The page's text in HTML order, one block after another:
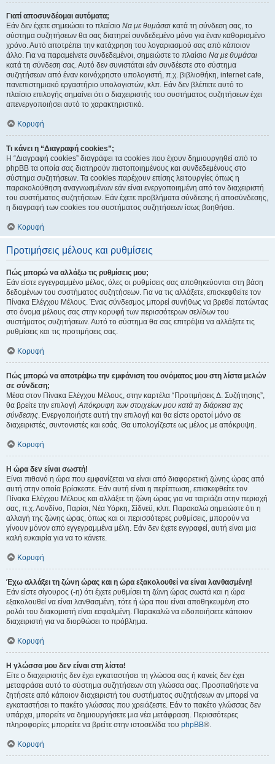
Γιατί αποσυνδέομαι αυτόματα;
Εάν δεν έχετε σημειώσει το πλαίσιο Να με θυμάσαι κατά τη σύνδεση σας, το
σύστημα συζητήσεων θα σας διατηρεί συνδεδεμένο μόνο για έναν καθορισμένο
χρόνο. Αυτό αποτρέπει την κατάχρηση του λογαριασμού σας από κάποιον
άλλο. Για να παραμείνετε συνδεδεμένοι, σημειώστε το πλαίσιο Να με θυμάσαι
κατά τη σύνδεση σας. Αυτό δεν συνιστάται εάν συνδέεστε στο σύστημα
συζητήσεων από έναν κοινόχρηστο υπολογιστή, π.χ. βιβλιοθήκη, internet cafe,
πανεπιστημιακό εργαστήριο υπολογιστών, κλπ. Εάν δεν βλέπετε αυτό το
πλαίσιο επιλογής σημαίνει ότι ο διαχειριστής του συστήματος συζητήσεων έχει
απενεργοποιήσει αυτό το χαρακτηριστικό.
Κορυφή
Τι κάνει η “Διαγραφή cookies”;
Η “Διαγραφή cookies” διαγράφει τα cookies που έχουν δημιουργηθεί από το
phpBB τα οποία σας διατηρούν πιστοποιημένους και συνδεδεμένους στο
σύστημα συζητήσεων. Τα cookies παρέχουν επίσης λειτουργίες όπως η
παρακολούθηση αναγνωσμένων εάν είναι ενεργοποιημένη από τον διαχειριστή
του συστήματος συζητήσεων. Εάν έχετε προβλήματα σύνδεσης ή αποσύνδεσης,
η διαγραφή των cookies του συστήματος συζητήσεων ίσως βοηθήσει.
Κορυφή
Προτιμήσεις μέλους και ρυθμίσεις
Πώς μπορώ να αλλάξω τις ρυθμίσεις μου;
Εάν είστε εγγεγραμμένο μέλος, όλες οι ρυθμίσεις σας αποθηκεύονται στη βάση
δεδομένων του συστήματος συζητήσεων. Για να τις αλλάξετε, επισκεφθείτε τον
Πίνακα Ελέγχου Μέλους. Ένας σύνδεσμος μπορεί συνήθως να βρεθεί πατώντας
στο όνομα μέλους σας στην κορυφή των περισσότερων σελίδων του
συστήματος συζητήσεων. Αυτό το σύστημα θα σας επιτρέψει να αλλάξετε τις
ρυθμίσεις και τις προτιμήσεις σας.
Κορυφή
Πώς μπορώ να αποτρέψω την εμφάνιση του ονόματος μου στη λίστα μελών
σε σύνδεση;
Μέσα στον Πίνακα Ελέγχου Μέλους, στην καρτέλα “Προτιμήσεις Δ. Συζήτησης”,
θα βρείτε την επιλογήΑπόκρυψη των στοιχείων μου κατά τη διάρκεια της
σύνδεσης. Ενεργοποιήστε αυτή την επιλογή και θα είστε ορατοί μόνο σε
διαχειριστές, συντονιστές και εσάς. Θα υπολογίζεστε ως μέλος με απόκρυψη.
Κορυφή
Η ώρα δεν είναι σωστή!
Είναι πιθανό η ώρα που εμφανίζεται να είναι από διαφορετική ζώνης ώρας από
αυτή στην οποία βρίσκεστε. Εάν αυτή είναι η περίπτωση, επισκεφθείτε τον
Πίνακα Ελέγχου Μέλους και αλλάξτε τη ζώνη ώρας για να ταιριάζει στην περιοχή
σας, π.χ. Λονδίνο, Παρίσι, Νέα Υόρκη, Σίδνεϋ, κλπ. Παρακαλώ σημειώστε ότι η
αλλαγή της ζώνης ώρας, όπως και οι περισσότερες ρυθμίσεις, μπορούν να
γίνουν μόνον από εγγεγραμμένα μέλη. Εάν δεν έχετε εγγραφεί, αυτή είναι μια
καλή ευκαιρία για να το κάνετε.
Κορυφή
Έχω αλλάξει τη ζώνη ώρας και η ώρα εξακολουθεί να είναι λανθασμένη!
Εάν είστε σίγουρος (-η) ότι έχετε ρυθμίσει τη ζώνη ώρας σωστά και η ώρα
εξακολουθεί να είναι λανθασμένη, τότε ή ώρα που είναι αποθηκευμένη στο
ρολόι του διακομιστή είναι εσφαλμένη. Παρακαλώ να ειδοποιήσετε κάποιον
διαχειριστή για να διορθώσει το πρόβλημα.
Κορυφή
Η γλώσσα μου δεν είναι στη λίστα!
Είτε ο διαχειριστής δεν έχει εγκαταστήσει τη γλώσσα σας ή κανείς δεν έχει
μεταφράσει αυτό το σύστημα συζητήσεων στη γλώσσα σας. Προσπαθήστε να
ζητήσετε από κάποιον διαχειριστή του συστήματος συζητήσεων αν μπορεί να
εγκαταστήσει το πακέτο γλώσσας που χρειάζεστε. Εάν το πακέτο γλώσσας δεν
υπάρχει, μπορείτε να δημιουργήσετε μια νέα μετάφραση. Περισσότερες
πληροφορίες μπορείτε να βρείτε στην ιστοσελίδα του phpBB®.
Κορυφή